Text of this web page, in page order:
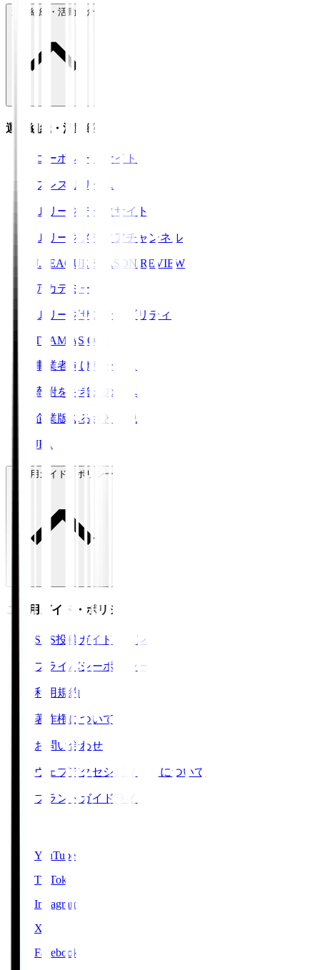
運営組織・活動紹介
運営組織・活動紹介
コーポレートサイト
プレスリリース
Ｊリーグデータサイト
Ｊリーグメディアチャンネル
J.LEAGUE SEASON REVIEW
アカデミー
Ｊリーグサステナビリティ
TEAM AS ONE
事業者向けサービス
寄附をお考えの方へ
企業版ふるさと納税
JFA
ご利用ガイド・ポリシー
ご利用ガイド・ポリシー
SNS投稿ガイドライン
プライバシーポリシー
利用規約
著作権について
お問い合わせ
ウェブアクセシビリティについて
ブランドガイドライン
YouTube
TikTok
Instagram
X
Facebook